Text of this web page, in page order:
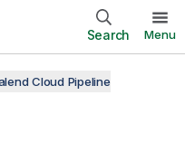
Search Menu
Cloud Pipeline